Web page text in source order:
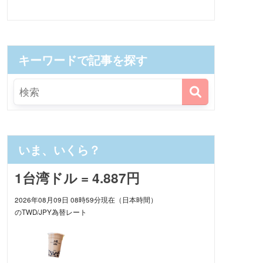
キーワードで記事を探す
いま、いくら？
1台湾ドル = 4.887円
2026年08月09日 08時59分現在（日本時間）
のTWD/JPY為替レート